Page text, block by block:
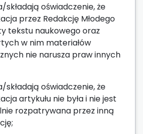
składają oświadczenie, że
przez Redakcję Młodego
tekstu naukowego oraz
w nim materiałów
nie narusza praw innych
składają oświadczenie, że
artykułu nie była i nie jest
rozpatrywana przez inną